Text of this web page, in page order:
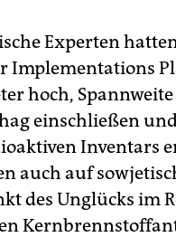
Experten
Implementations
hoch,
einschließen
Inventars
auch auf
des Unglücks im